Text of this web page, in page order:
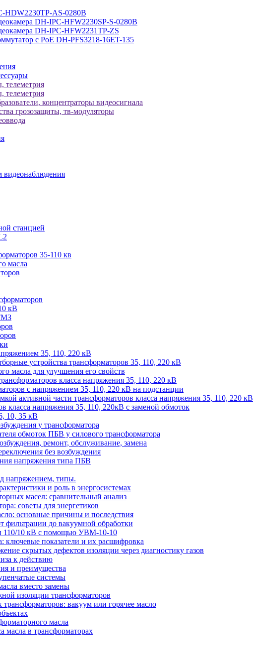
HDW2230TP-AS-0280B
DH-IPC-HFW2230SP-S-0280B
DH-IPC-HFW2231TP-ZS
с РоЕ DH-PFS3218-16ET-135
телеметрия
телеметрия
концентраторы видеосигнала
грозозащиты, тв-модуляторы
видеонаблюдения
станцией
35-110 кв
масла
кВ
35, 110, 220 кВ
устройства трансформаторов 35, 110, 220 кВ
масла для улучшения его свойств
класса напряжения 35, 110, 220 кВ
с напряжением 35, 110, 220 кВ на подстанции
активной части трансформаторов класса напряжения 35, 110, 220 кВ
класса напряжения 35, 110, 220кВ с заменой обмоток
10, 35 кВ
у трансформатора
обмоток ПБВ у силового трансформатора
ремонт, обслуживание, замена
без возбуждения
напряжения типа ПБВ
напряжением, типы.
и роль в энергосистемах
масел: сравнительный анализ
советы для энергетиков
основные причины и последствия
фильтрации до вакуумной обработки
110/10 кВ с помощью УВМ-10-10
ключевые показатели и их расшифровка
скрытых дефектов изоляции через диагностику газов
к действию
и преимущества
системы
вместо замены
изоляции трансформаторов
вакуум или горячее масло
масла
масла в трансформаторах